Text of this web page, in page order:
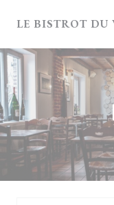
LE BISTROT DU